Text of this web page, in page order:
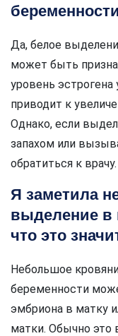
Да, белое
может быть
уровень
приводит к
Однако, если
запахом или
обратиться к врачу.
Я заметила
выделение в
что это
Небольшое
беременности
эмбриона в матку
матки. Обычно это